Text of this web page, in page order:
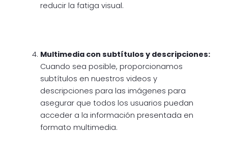
reducir la fatiga visual.
Multimedia con subtítulos y descripciones:
Cuando sea posible, proporcionamos
subtítulos en nuestros videos y
descripciones para las imágenes para
asegurar que todos los usuarios puedan
acceder a la información presentada en
formato multimedia.